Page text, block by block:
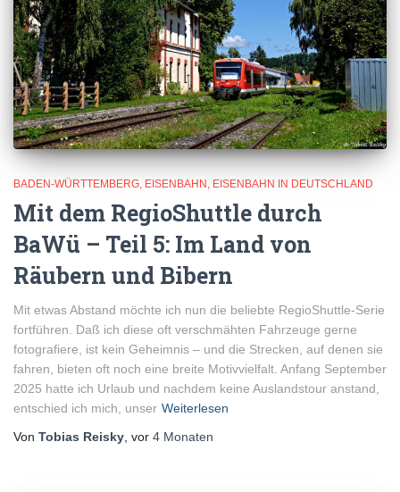
BADEN-WÜRTTEMBERG EISENBAHN EISENBAHN IN DEUTSCHLAND
Mit dem RegioShuttle durch
BaWü – Teil 5: Im Land von
Räubern und Bibern
Mit etwas Abstand möchte ich nun die beliebte RegioShuttle-Serie
fortführen. Daß ich diese oft verschmähten Fahrzeuge gerne
fotografiere, ist kein Geheimnis – und die Strecken, auf denen sie
fahren, bieten oft noch eine breite Motivvielfalt. Anfang September
2025 hatte ich Urlaub und nachdem keine Auslandstour anstand,
entschied ich mich, unser Weiterlesen
Von Tobias Reisky , vor 4 Monaten